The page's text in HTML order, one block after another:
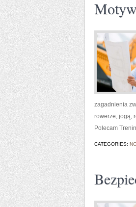
zagadnienia
rowerze, jogą,
Polecam
CATEGORIES: